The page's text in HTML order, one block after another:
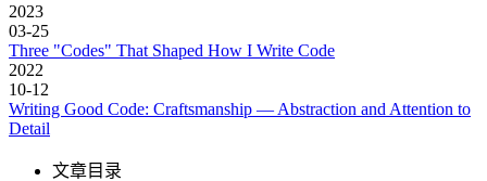
2023
03-25
Three "Codes" That Shaped How I Write Code
2022
10-12
Writing Good Code: Craftsmanship — Abstraction and Attention to
Detail
文章目录